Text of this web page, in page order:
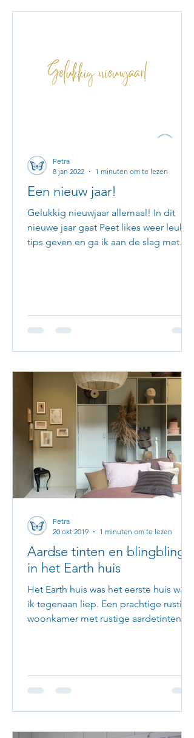
Een nieuw jaar!
Gelukkig nieuwjaar allemaal! In dit
nieuwe jaar gaat Peet likes weer leuke
tips geven en ga ik aan de slag met
Petra
8 jan 2022
1 minuten om te lezen
Aardse tinten en blingbling
in het Earth huis
Het Earth huis was het eerste huis waar
ik tegenaan liep. Een prachtige rustige
woonkamer met rustige aardetinten en
Petra
20 okt 2019
1 minuten om te lezen